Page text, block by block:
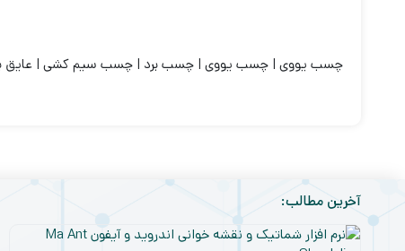
چسب یووی | چسب یووی | چسب برد | چسب سیم کشی | عایق
آخرین مطالب: